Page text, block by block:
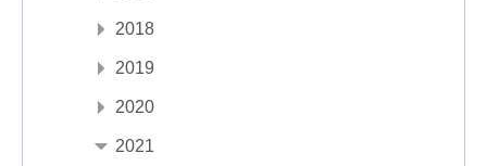
2018
2019
2020
2021